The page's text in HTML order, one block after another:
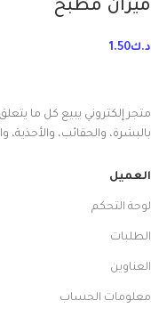
ميزان مطبخ
د.ك1.50
متجر إلكتروني يبيع كل ما
بالبشرة، والحقائب،
العميل
لوحة التحكم
الطلبات
العناوين
معلومات الحساب